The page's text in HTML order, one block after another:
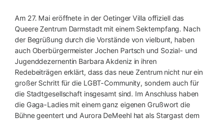
Am 27. Mai eröffnete in der Oetinger Villa offiziell das
Queere Zentrum Darmstadt mit einem Sektempfang. Nach
der Begrüßung durch die Vorstände von vielbunt, haben
auch Oberbürgermeister Jochen Partsch und Sozial- und
Jugenddezernentin Barbara Akdeniz in ihren
Redebeiträgen erklärt, dass das neue Zentrum nicht nur ein
großer Schritt für die LGBT-Community, sondern auch für
die Stadtgesellschaft insgesamt sind. Im Anschluss haben
die Gaga-Ladies mit einem ganz eigenen Grußwort die
Bühne geentert und Aurora DeMeehl hat als Stargast dem